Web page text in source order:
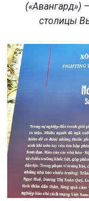
столицы